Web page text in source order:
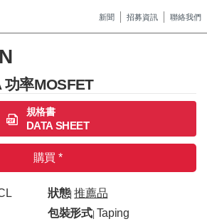
新聞 招募資訊 聯絡我們
功率MOSFET
規格書
DATA SHEET
購買 *
狀態|推薦品
包裝形式| Taping